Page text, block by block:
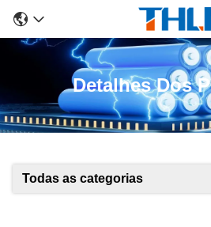
Detalhes Dos
Todas as categorias